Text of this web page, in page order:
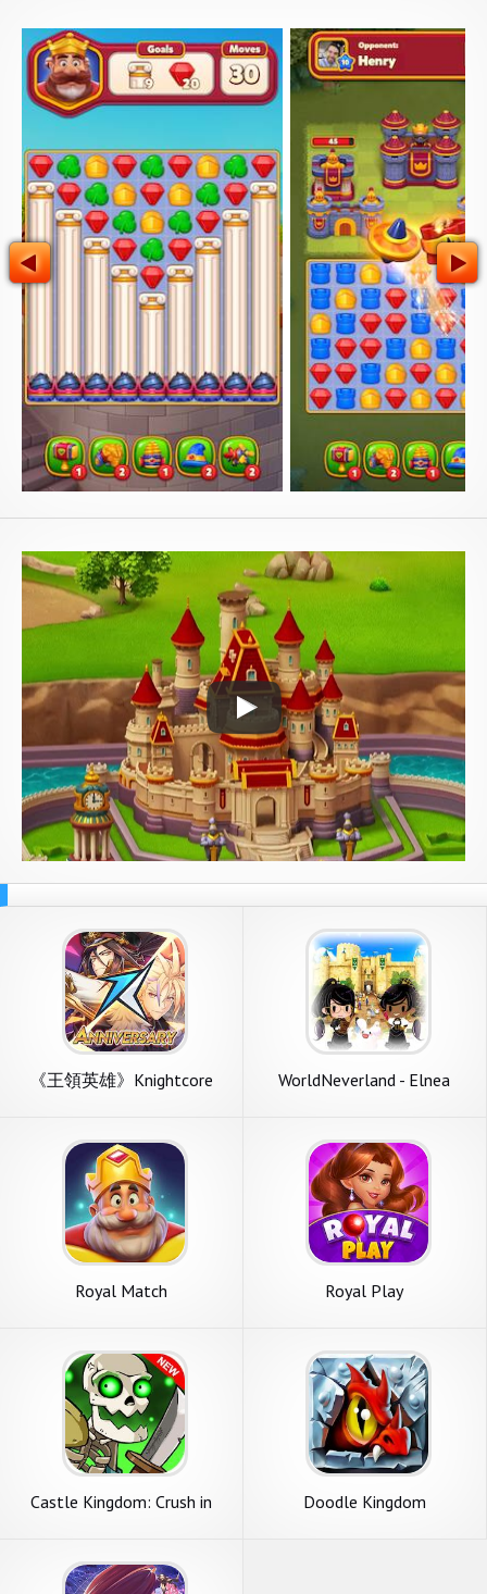
《王領英雄》Knightcore
WorldNeverland - Elnea
Royal Match Royal Play
Castle Kingdom: Crush in
Doodle Kingdom